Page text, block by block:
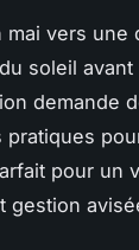
mai vers
soleil
demande
pratiques
pour un
gestion